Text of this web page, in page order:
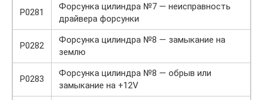
P0281
Форсунка цилиндра №7 — неисправность
драйвера форсунки
P0282
Форсунка цилиндра №8 — замыкание на
землю
P0283
Форсунка цилиндра №8 — обрыв или
замыкание на +12V